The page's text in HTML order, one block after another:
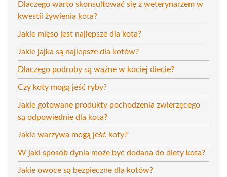
Dlaczego warto skonsultować się z weterynarzem w
kwestii żywienia kota?
Jakie mięso jest najlepsze dla kota?
Jakie jajka są najlepsze dla kotów?
Dlaczego podroby są ważne w kociej diecie?
Czy koty mogą jeść ryby?
Jakie gotowane produkty pochodzenia zwierzęcego
są odpowiednie dla kota?
Jakie warzywa mogą jeść koty?
W jaki sposób dynia może być dodana do diety kota?
Jakie owoce są bezpieczne dla kotów?